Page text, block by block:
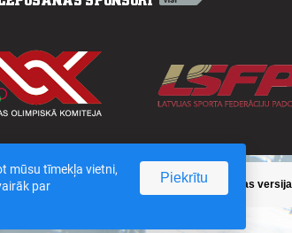
un datu drošības politika / Iepriekšējā lapas versija
mūsu tīmekļa vietni,
par
Piekrītu